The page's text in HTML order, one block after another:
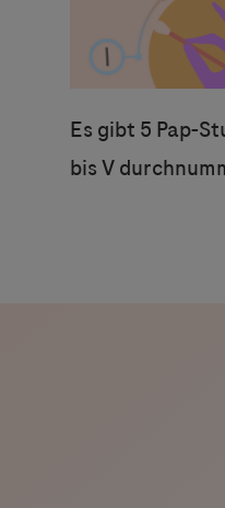
Es gibt 5 Pap-
bis V